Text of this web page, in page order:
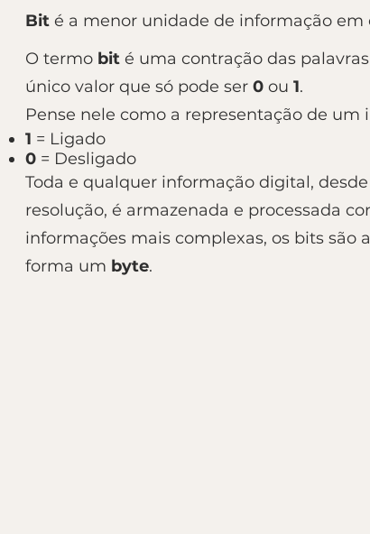
Bit é a menor unidade de informação
O termo bit é uma contração das
único valor que só pode ser 0 ou 1.
Pense nele como a representação de um
1 = Ligado
0 = Desligado
Toda e qualquer informação digital,
resolução, é armazenada e processada
informações mais complexas, os bits
forma um byte.